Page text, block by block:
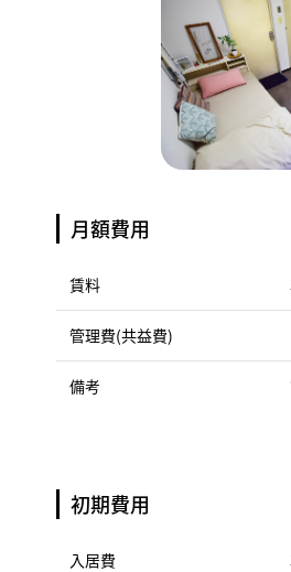
月額費用
賃料
管理費(共益費)
備考
初期費用
入居費